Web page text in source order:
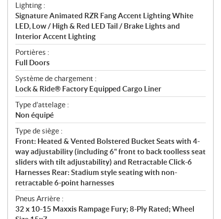
Lighting :
Signature Animated RZR Fang Accent Lighting White
LED, Low / High & Red LED Tail / Brake Lights and
Interior Accent Lighting
Portières :
Full Doors
Système de chargement :
Lock & Ride® Factory Equipped Cargo Liner
Type d’attelage :
Non équipé
Type de siège :
Front: Heated & Vented Bolstered Bucket Seats with 4-
way adjustability (including 6" front to back toolless seat
sliders with tilt adjustability) and Retractable Click-6
Harnesses Rear: Stadium style seating with non-
retractable 6-point harnesses
Pneus Arrière :
32 x 10-15 Maxxis Rampage Fury; 8-Ply Rated; Wheel